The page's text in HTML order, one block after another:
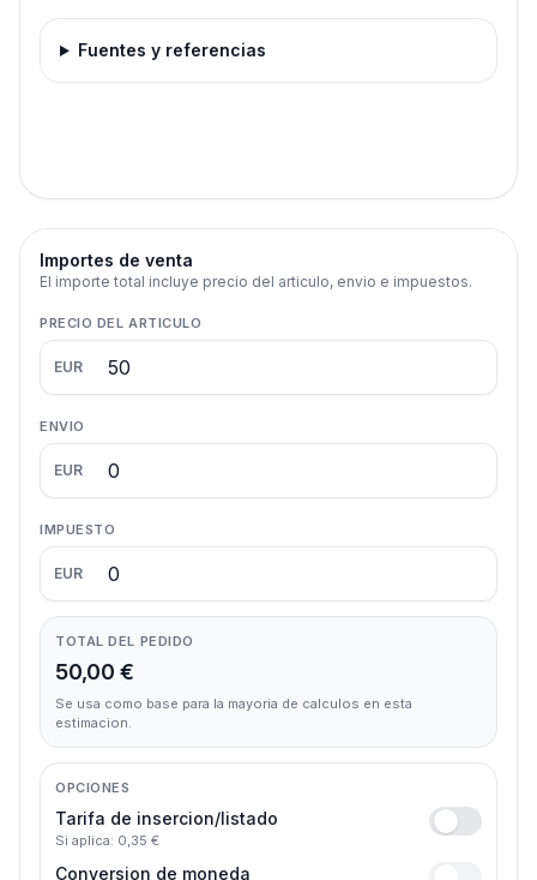
Fuentes y referencias
Importes de venta
El importe total incluye precio del articulo, envio e impuestos.
PRECIO DEL ARTICULO
EUR
ENVIO
EUR
IMPUESTO
EUR
TOTAL DEL PEDIDO
50,00 €
Se usa como base para la mayoria de calculos en esta
estimacion.
OPCIONES
Tarifa de insercion/listado
Si aplica: 0,35 €
Conversion de moneda